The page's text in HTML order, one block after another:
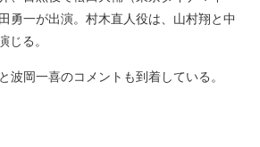
勇一が出演。村木直人役は、山村翔と中
る。
波岡一喜のコメントも到着している。